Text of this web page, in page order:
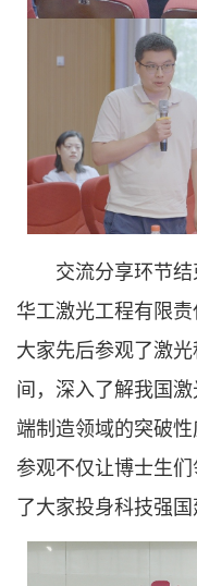
交流分享环节
华工激光工程有限
大家先后参观了激
间，深入了解我国
端制造领域的突破
参观不仅让博士生
了大家投身科技强国